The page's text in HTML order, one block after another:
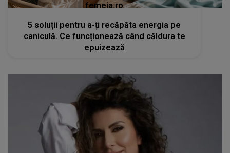
femeia.ro
5 soluții pentru a-ți recăpăta energia pe
caniculă. Ce funcționează când căldura te
epuizează